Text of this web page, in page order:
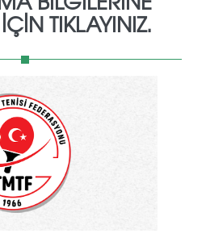
TIKLAYINIZ.